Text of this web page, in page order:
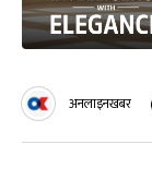
अनलाइनखबर